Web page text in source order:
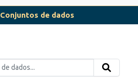
Conjuntos de dados